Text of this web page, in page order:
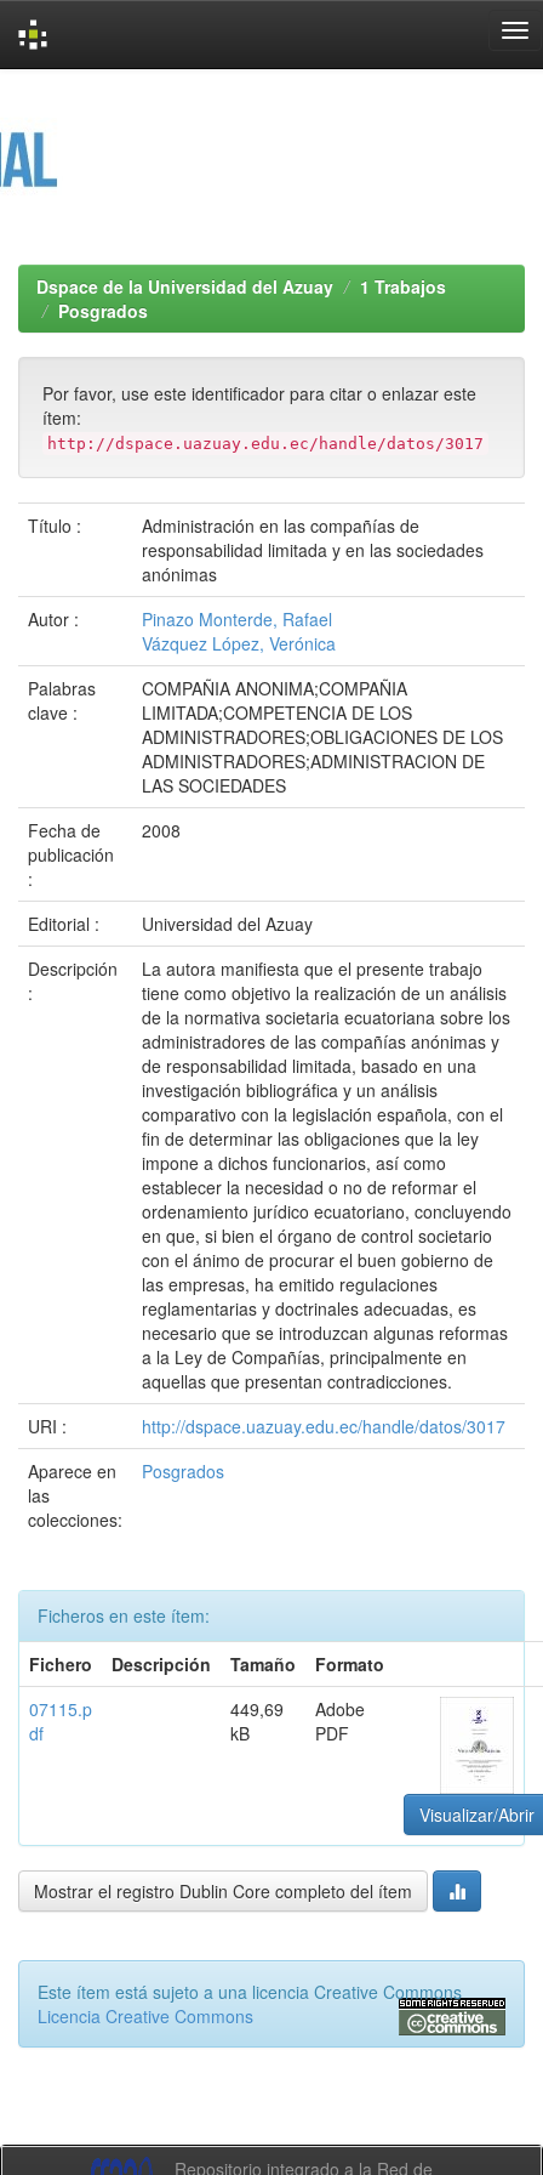
Dspace de la Universidad del Azuay
1 Trabajos
Posgrados
Por favor, use este identificador para citar o enlazar este
ítem:
http://dspace.uazuay.edu.ec/handle/datos/3017
Título :
Administración en las compañías de
responsabilidad limitada y en las sociedades
anónimas
Autor :
Pinazo Monterde, Rafael
Vázquez López, Verónica
Palabras
clave :
COMPAÑIA ANONIMA;COMPAÑIA
LIMITADA;COMPETENCIA DE LOS
ADMINISTRADORES;OBLIGACIONES DE LOS
ADMINISTRADORES;ADMINISTRACION DE
LAS SOCIEDADES
Fecha de
publicación
:
2008
Editorial :
Universidad del Azuay
Descripción
:
La autora manifiesta que el presente trabajo
tiene como objetivo la realización de un análisis
de la normativa societaria ecuatoriana sobre los
administradores de las compañías anónimas y
de responsabilidad limitada, basado en una
investigación bibliográfica y un análisis
comparativo con la legislación española, con el
fin de determinar las obligaciones que la ley
impone a dichos funcionarios, así como
establecer la necesidad o no de reformar el
ordenamiento jurídico ecuatoriano, concluyendo
en que, si bien el órgano de control societario
con el ánimo de procurar el buen gobierno de
las empresas, ha emitido regulaciones
reglamentarias y doctrinales adecuadas, es
necesario que se introduzcan algunas reformas
a la Ley de Compañías, principalmente en
aquellas que presentan contradicciones.
URI :
http://dspace.uazuay.edu.ec/handle/datos/3017
Aparece en
las
colecciones:
Posgrados
Ficheros en este ítem:
Fichero
Descripción Tamaño
Formato
07115.p
df
449,69
kB
Adobe
PDF
Visualizar/Abrir
Mostrar el registro Dublin Core completo del ítem
Este ítem está sujeto a una licencia Creative Commons
Licencia Creative Commons
Repositorio integrado a la Red de